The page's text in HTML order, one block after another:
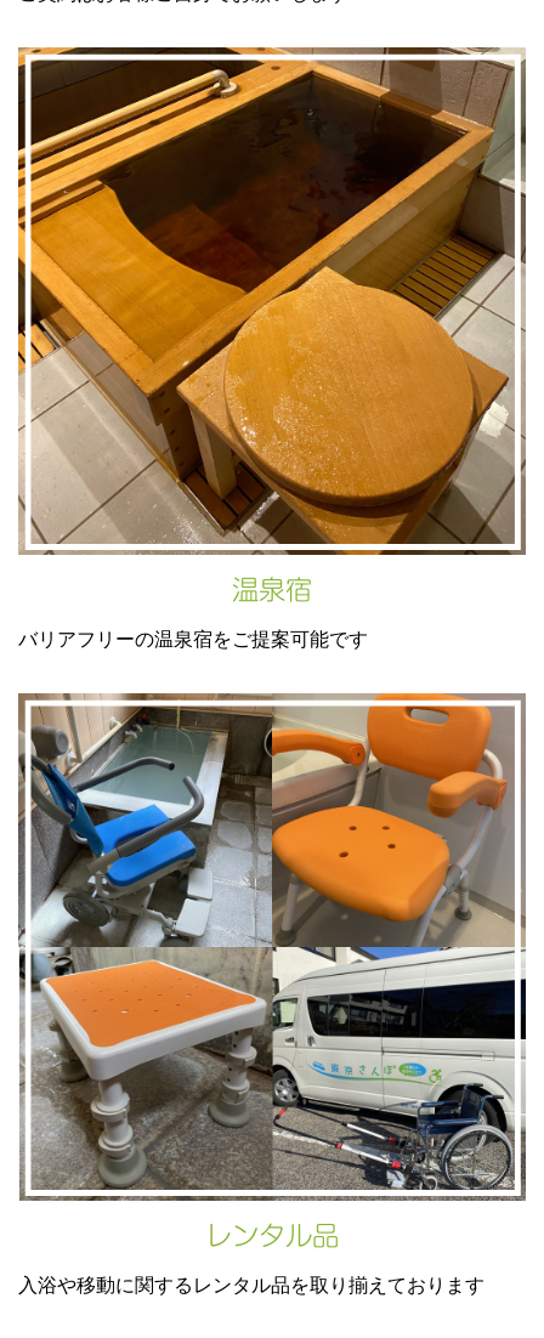
温泉宿
バリアフリーの温泉宿をご提案可能です
レンタル品
入浴や移動に関するレンタル品を取り揃えております